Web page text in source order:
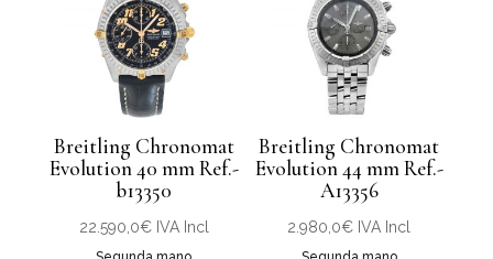
Breitling Chronomat
Evolution 40 mm Ref.-
b13350
22.590,0€ IVA Incl
Breitling Chronomat
Evolution 44 mm Ref.-
A13356
2.980,0€ IVA Incl